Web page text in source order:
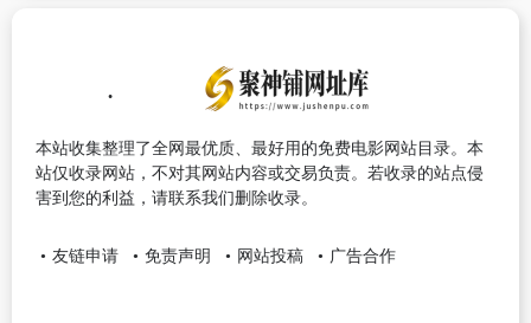
本站收集整理了全网最优质、最好用的免费电影网站目录。本
站仅收录网站，不对其网站内容或交易负责。若收录的站点侵
害到您的利益，请联系我们删除收录。
友链申请 免责声明 网站投稿 广告合作